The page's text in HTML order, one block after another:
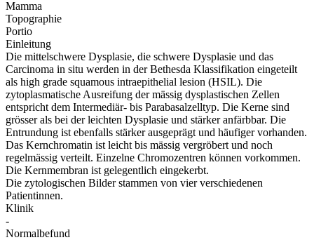
Mamma
Topographie
Portio
Einleitung
Die mittelschwere Dysplasie, die schwere Dysplasie und das
Carcinoma in situ werden in der Bethesda Klassifikation eingeteilt
als high grade squamous intraepithelial lesion (HSIL). Die
zytoplasmatische Ausreifung der mässig dysplastischen Zellen
entspricht dem Intermediär- bis Parabasalzelltyp. Die Kerne sind
grösser als bei der leichten Dysplasie und stärker anfärbbar. Die
Entrundung ist ebenfalls stärker ausgeprägt und häufiger vorhanden.
Das Kernchromatin ist leicht bis mässig vergröbert und noch
regelmässig verteilt. Einzelne Chromozentren können vorkommen.
Die Kernmembran ist gelegentlich eingekerbt.
Die zytologischen Bilder stammen von vier verschiedenen
Patientinnen.
Klinik
-
Normalbefund